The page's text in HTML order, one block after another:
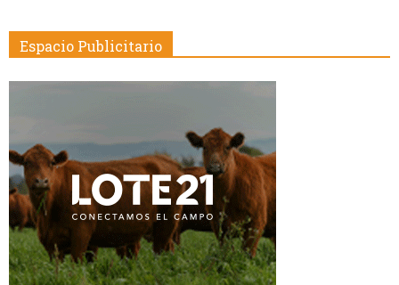
Espacio Publicitario